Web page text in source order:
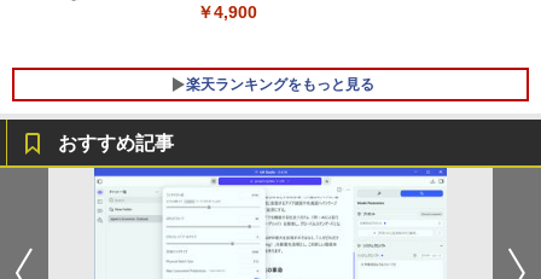
良品 フルHD 13.3インチ TOSHIBA dyna
式256GB-SSD カメラ 無線Wi-Fi6 リカバ
リ Office付き Win11【中古ノートパソコ
￥30,990
Windows11 Pro 8K/4K 3画面出力 LAN *
り高性能
￥61,999
￥4,900
楽天ランキングをもっと見る
キングダム 80 （ヤングジャンプコミッ
クス） [ 原 泰久 ]
おすすめ記事